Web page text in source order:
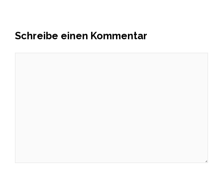
Schreibe einen Kommentar